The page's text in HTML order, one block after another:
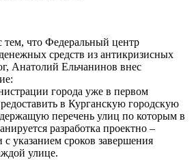
тем, что Федеральный центр
средств из антикризисных
Анатолий Ельчанинов внес
города уже в первом
в Курганскую городскую
перечень улиц по которым в
разработка проектно –
указанием сроков завершения
улице.